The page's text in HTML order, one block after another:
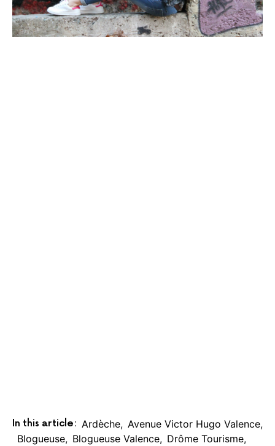
In this article: Ardèche, Avenue Victor Hugo Valence,
Blogueuse, Blogueuse Valence, Drôme Tourisme,